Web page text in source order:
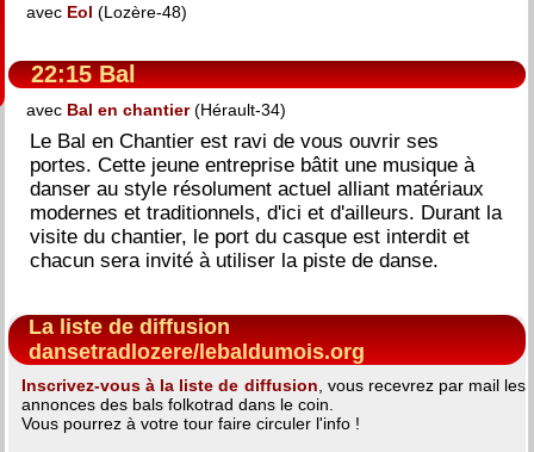
avec Eol (Lozère-48)
22:15 Bal
avec Bal en chantier(Hérault-34)
Le Bal en Chantier est ravi de vous ouvrir ses
portes. Cette jeune entreprise bâtit une musique à
danser au style résolument actuel alliant matériaux
modernes et traditionnels, d'ici et d'ailleurs. Durant la
visite du chantier, le port du casque est interdit et
chacun sera invité à utiliser la piste de danse.
La liste de diffusion
dansetradlozere/lebaldumois.org
Inscrivez-vous à la liste de diffusion , vous recevrez par mail les
annonces des bals folkotrad dans le coin.
Vous pourrez à votre tour faire circuler l'info !